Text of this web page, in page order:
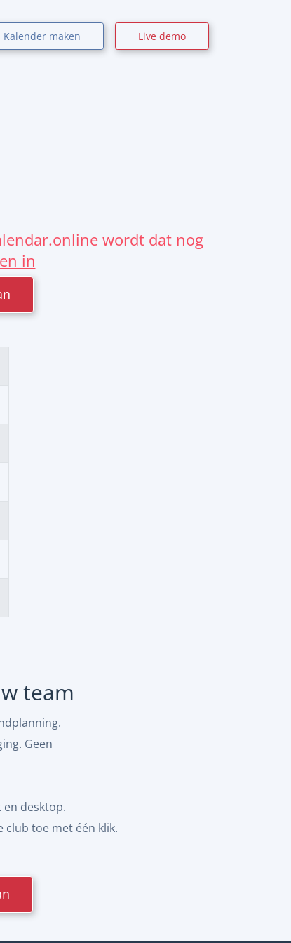
Kalender maken Live demo
wordt dat nog
in
team
Geen
desktop.
club toe met één klik.